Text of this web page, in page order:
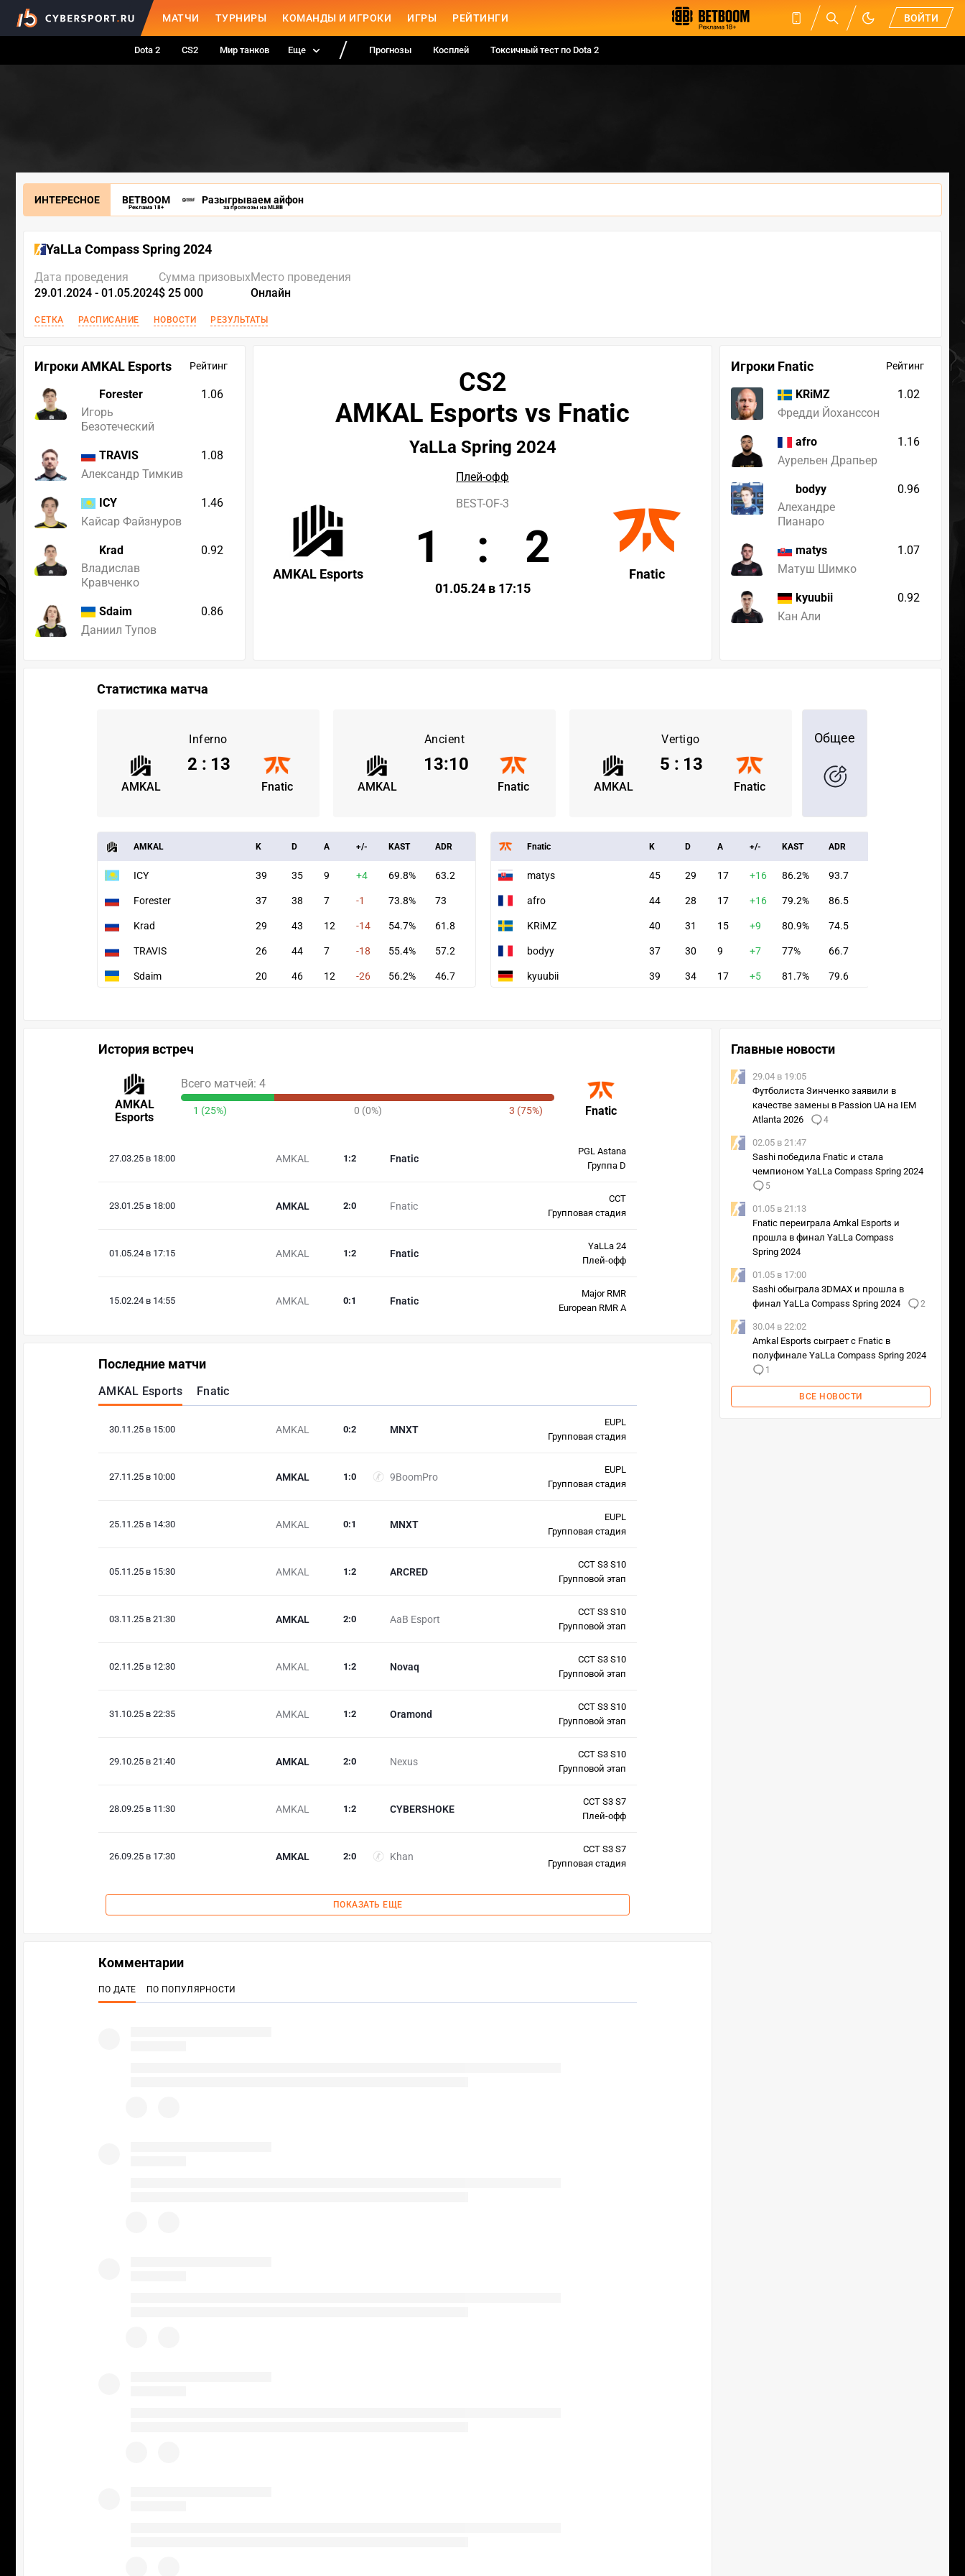
МАТЧИ ТУРНИРЫ КОМАНДЫ И ИГРОКИ ИГРЫ РЕЙТИНГИ ВОЙТИ
Dota 2 CS2 Мир танков Еще Прогнозы Косплей Токсичный тест по Dota 2
ИНТЕРЕСНОЕ BETBOOM
Реклама 18+
Разыгрываем айфон
за прогнозы на MLBB
YaLLa Compass Spring 2024
Дата проведения
29.01.2024 - 01.05.2024
Сумма призовых
$ 25 000
Место проведения
Онлайн
СЕТКА РАСПИСАНИЕ НОВОСТИ РЕЗУЛЬТАТЫ
Игроки AMKAL Esports Рейтинг
Forester
Игорь
Безотеческий
1.06
TRAVIS
Александр Тимкив
1.08
ICY
Кайсар Файзнуров
1.46
Krad
Владислав
Кравченко
0.92
Sdaim
Даниил Тупов
0.86
Игроки Fnatic Рейтинг
KRiMZ
Фредди Йоханссон
1.02
afro
Аурельен Драпьер
1.16
bodyy
Алехандре
Пианаро
0.96
matys
Матуш Шимко
1.07
kyuubii
Кан Али
0.92
CS2
AMKAL Esports vs Fnatic
YaLLa Spring 2024
Плей-офф
AMKAL Esports Fnatic
BEST-OF-3
1 : 2
01.05.24 в 17:15
Статистика матча
Inferno
AMKAL Fnatic
2 : 13
Ancient
AMKAL Fnatic
13:10
Vertigo
AMKAL Fnatic
5 : 13
Общее
AMKAL K D A +/- KAST ADR
ICY 39 35 9 +4 69.8% 63.2
Forester 37 38 7 -1 73.8% 73
Krad 29 43 12 -14 54.7% 61.8
TRAVIS 26 44 7 -18 55.4% 57.2
Sdaim 20 46 12 -26 56.2% 46.7
Fnatic K D A +/- KAST ADR
matys 45 29 17 +16 86.2% 93.7
afro 44 28 17 +16 79.2% 86.5
KRiMZ 40 31 15 +9 80.9% 74.5
bodyy 37 30 9 +7 77% 66.7
kyuubii 39 34 17 +5 81.7% 79.6
История встреч
AMKAL
Esports
Fnatic
Всего матчей: 4
1 (25%) 0 (0%) 3 (75%)
27.03.25 в 18:00 AMKAL Fnatic
1 :2
PGL Astana
Группа D
23.01.25 в 18:00 AMKAL Fnatic
2:0
CCT
Групповая стадия
01.05.24 в 17:15 AMKAL Fnatic
1 :2
YaLLa 24
Плей-офф
15.02.24 в 14:55 AMKAL Fnatic
0:1
Major RMR
European RMR A
Последние матчи
AMKAL Esports Fnatic
30.11.25 в 15:00 AMKAL MNXT
0:2
EUPL
Групповая стадия
27.11.25 в 10:00 AMKAL 9BoomPro
1 :0
EUPL
Групповая стадия
25.11.25 в 14:30 AMKAL MNXT
0:1
EUPL
Групповая стадия
05.11.25 в 15:30 AMKAL ARCRED
1 :2
CCT S3 S10
Групповой этап
03.11.25 в 21:30 AMKAL AaB Esport
2:0
CCT S3 S10
Групповой этап
02.11.25 в 12:30 AMKAL Novaq
1 :2
CCT S3 S10
Групповой этап
31.10.25 в 22:35 AMKAL Oramond
1 :2
CCT S3 S10
Групповой этап
29.10.25 в 21:40 AMKAL Nexus
2:0
CCT S3 S10
Групповой этап
28.09.25 в 11:30 AMKAL CYBERSHOKE
1 :2
CCT S3 S7
Плей-офф
26.09.25 в 17:30 AMKAL Khan
2:0
CCT S3 S7
Групповая стадия
ПОКАЗАТЬ ЕЩЕ
Главные новости
29.04 в 19:05
Футболиста Зинченко заявили в
качестве замены в Passion UA на IEM
Atlanta 2026
4
02.05 в 21:47
Sashi победила Fnatic и стала
чемпионом YaLLa Compass Spring 2024
5
01.05 в 21:13
Fnatic переиграла Amkal Esports и
прошла в финал YaLLa Compass
Spring 2024
01.05 в 17:00
Sashi обыграла 3DMAX и прошла в
финал YaLLa Compass Spring 2024
2
30.04 в 22:02
Amkal Esports сыграет с Fnatic в
полуфинале YaLLa Compass Spring 2024
1
ВСЕ НОВОСТИ
Комментарии
ПО ДАТЕ ПО ПОПУЛЯРНОСТИ